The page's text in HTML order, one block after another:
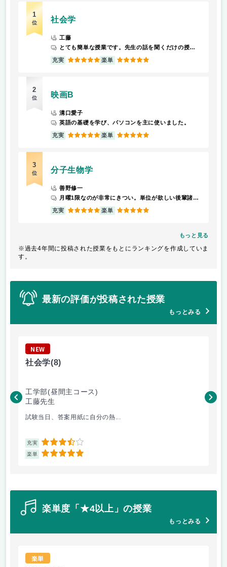
1
位 社会学
工藤
とても簡単な授業です。先生の話を聞くだけの授業です
充実 5 楽単 5
2
位 映画B
溝口愛子
英語の基礎を学び、パソコンを主に使いました。
充実 5 楽単 5
3
位 分子生物学
善野修一
月曜1限なのが非常にきつい。単位が欲しい後輩諸君には早寝早起きを徹底して欲しい。
充実 5 楽単 5
もっと見る
※過去4年間に投稿された授業をもとにランキングを作成していま
す。
最新の評価が投稿された授業
もっとみる
NEW
社会学(8)
工学部(昼間主コース)
工藤先生
試験当日、答案用紙に自分の熱...
充実 3.5
楽単 5
溝
楽単度「★4以上」の授業
もっとみる
楽単